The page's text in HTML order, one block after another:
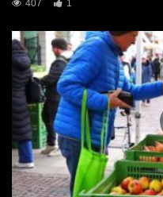
407
1